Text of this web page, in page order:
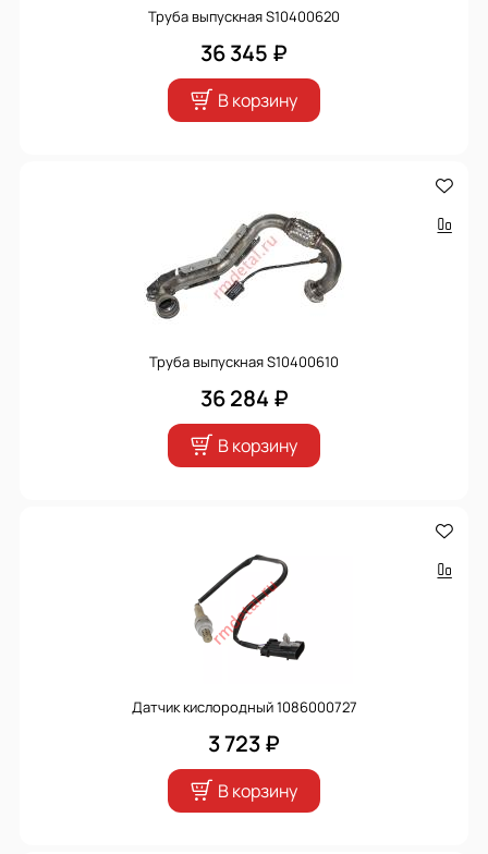
Труба выпускная S10400620
36 345 ₽
В корзину
Труба выпускная S10400610
36 284 ₽
В корзину
Датчик кислородный 1086000727
3 723 ₽
В корзину